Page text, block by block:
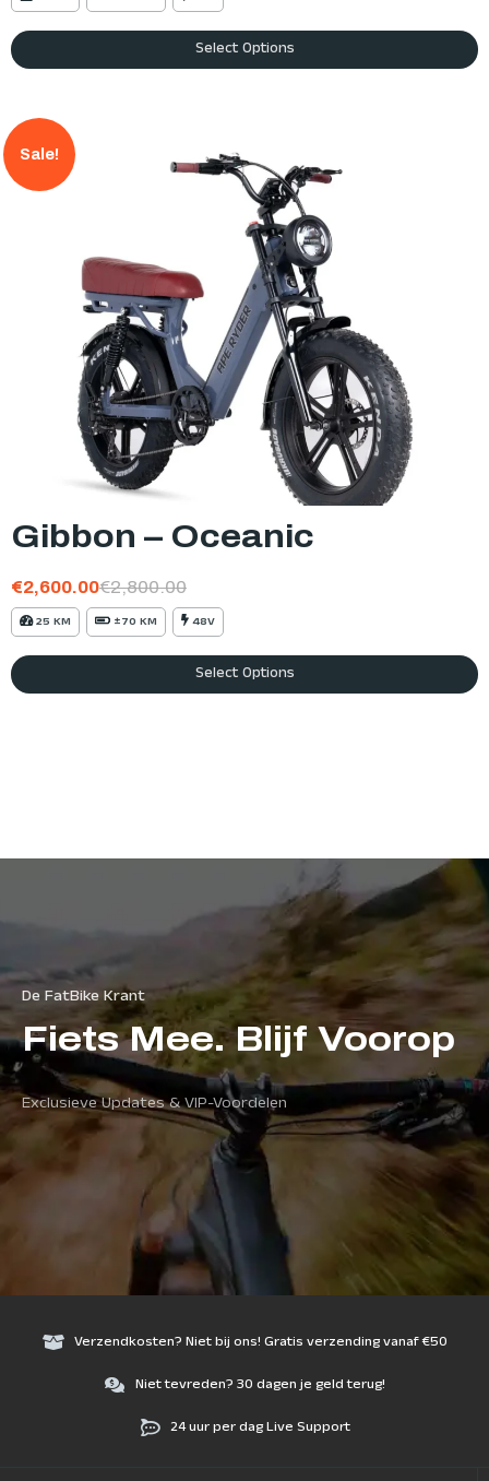
Select Options
Sale!
Gibbon – Oceanic
€2,600.00€2,800.00
25 KM ±70 KM 48V
Select Options
De FatBike Krant
Fiets Mee. Blijf Voorop
Exclusieve Updates & VIP-Voordelen
Verzendkosten? Niet bij ons! Gratis verzending vanaf €50
Niet tevreden? 30 dagen je geld terug!
24 uur per dag Live Support